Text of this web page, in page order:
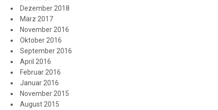
Dezember 2018
März 2017
November 2016
Oktober 2016
September 2016
April 2016
Februar 2016
Januar 2016
November 2015
August 2015